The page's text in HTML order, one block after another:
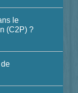
le
(C2P) ?